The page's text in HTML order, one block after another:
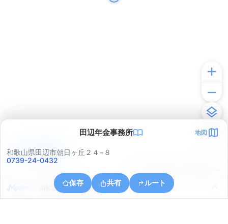
田辺年金事務所 地図
和歌山県田辺市朝日ヶ丘２４−８
0739-24-0432
保存 共有 ルート
和歌山県田辺市新万３４
アプリで見る